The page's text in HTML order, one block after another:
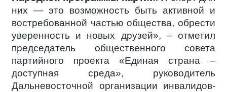
них — это возможность быть активной и
востребованной частью общества, обрести
уверенность и новых друзей», – отметил
председатель общественного совета
партийного проекта «Единая страна –
доступная среда», руководитель
Дальневосточной организации инвалидов-